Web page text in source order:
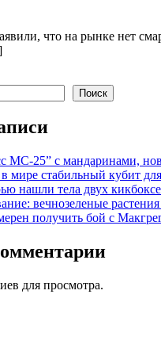
что на рынке нет
Поиск
МС-25” с мандаринами,
мире стабильный кубит
нашли тела двух
вечнозеленые
получить бой с
для просмотра.